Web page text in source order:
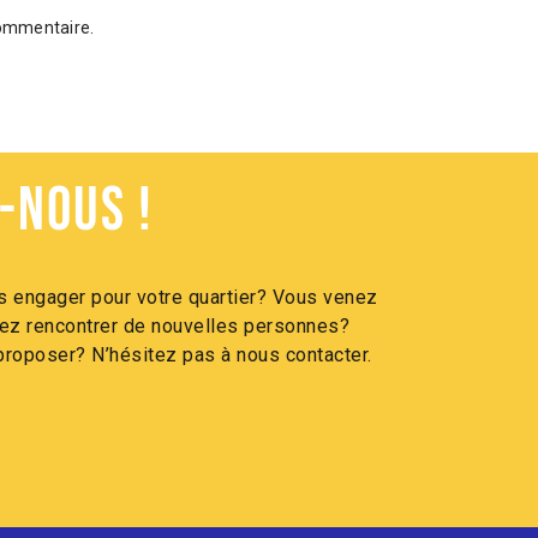
!
engager pour votre quartier? Vous venez
rencontrer de nouvelles personnes?
N’hésitez pas à nous contacter.